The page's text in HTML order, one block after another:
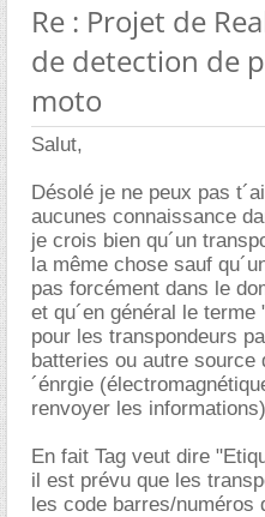
Re : Projet de
de detection de
moto
Salut,
Désolé je ne peux pas
aucunes connaissance
je crois bien qu´un
la même chose sauf
pas forcément dans le
et qu´en général le
pour les transpondeurs
batteries ou autre source
´énrgie
renvoyer les
En fait Tag veut dire
il est prévu que les
les code barres/numéros